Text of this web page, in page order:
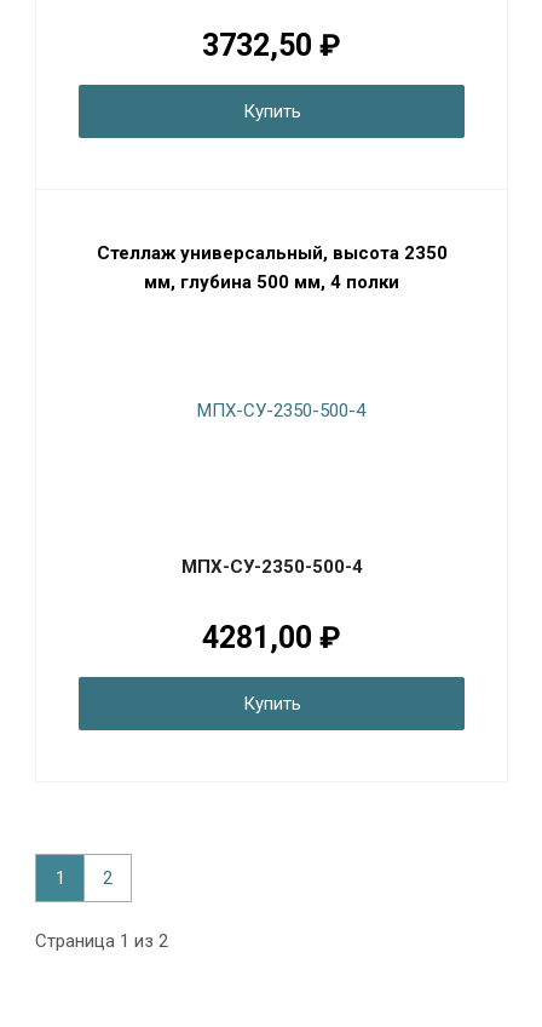
3732,50 ₽
Купить
Стеллаж универсальный, высота 2350
мм, глубина 500 мм, 4 полки
МПХ-СУ-2350-500-4
4281,00 ₽
Купить
1 2
Страница 1 из 2